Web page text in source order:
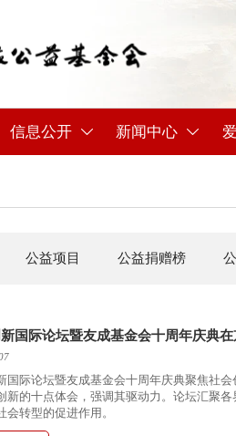
信息公开  新闻中心 
公益项目 公益捐赠榜
国际论坛暨友成基金会十周年庆典
国际论坛暨友成基金会十周年庆典聚焦社
新的十点体会，强调其驱动力。论坛汇聚
会转型的促进作用。